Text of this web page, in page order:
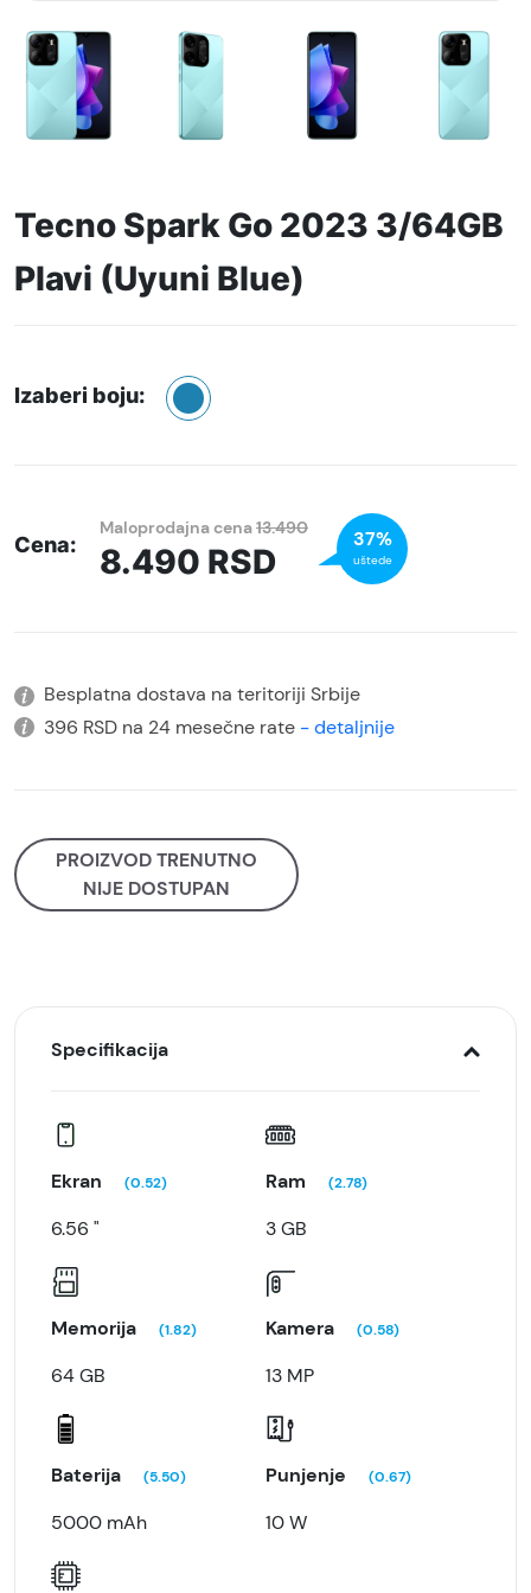
Tecno Spark Go 2023 3/64GB
Plavi (Uyuni Blue)
Izaberi boju:
Cena:
Maloprodajna cena13.490
8.490 RSD
37%
uštede
Besplatna dostava na teritoriji Srbije
396 RSD na 24 mesečne rate - detaljnije
PROIZVOD TRENUTNO
NIJE DOSTUPAN
Specifikacija
Ekran (0.52)
6.56 "
Ram (2.78)
3 GB
Memorija (1.82)
64 GB
Kamera (0.58)
13 MP
Baterija (5.50)
5000 mAh
Punjenje (0.67)
10 W